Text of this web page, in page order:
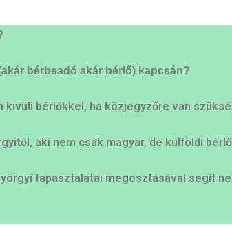
bérbeadó akár bérlő) kapcsán?
kivüli bérlőkkel, ha közjegyzőre van
aki nem csak magyar, de külföldi
tapasztalatai megosztásával segít